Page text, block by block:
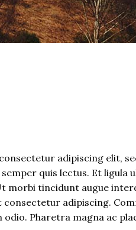
adipiscing elit,
quis lectus. Et
morbi tincidunt augue
adipiscing.
odio. Pharetra magna ac